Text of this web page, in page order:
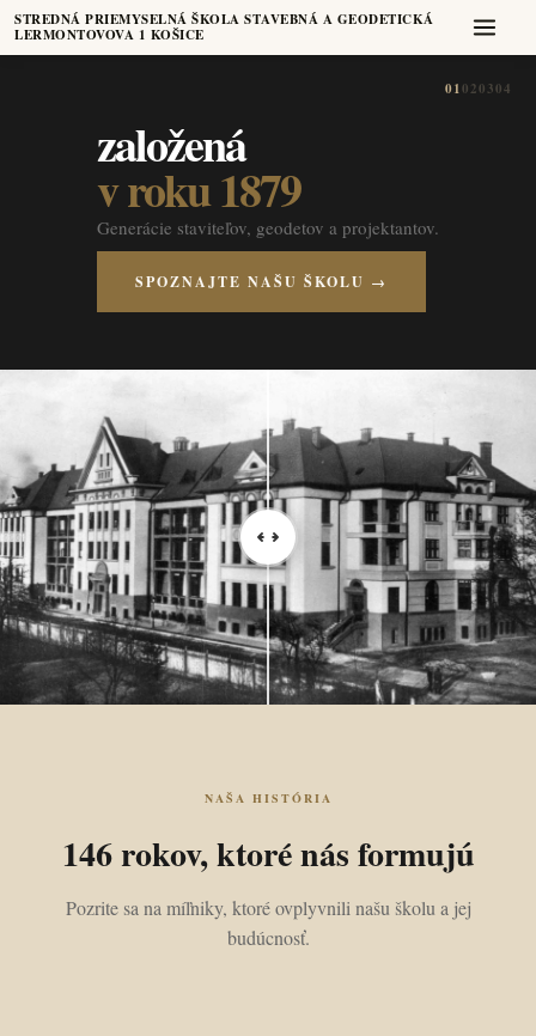
STREDNÁ PRIEMYSELNÁ ŠKOLA STAVEBNÁ A GEODETICKÁ
LERMONTOVOVA 1 KOŠICE
01020304
založená
v roku 1879
Generácie staviteľov, geodetov a projektantov.
SPOZNAJTE NAŠU ŠKOLU →
NAŠA HISTÓRIA
146 rokov, ktoré nás formujú
Pozrite sa na míľniky, ktoré ovplyvnili našu školu a jej
budúcnosť.